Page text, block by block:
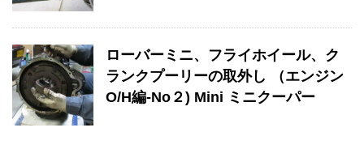
ローバーミニ、フライホイール、ク
ランクプーリーの取外し （エンジン
O/H編-No２) Mini ミニクーパー